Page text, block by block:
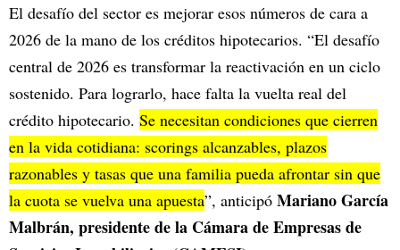
El desafío del sector es mejorar esos números de cara a
2026 de la mano de los créditos hipotecarios. “El desafío
central de 2026 es transformar la reactivación en un ciclo
sostenido. Para lograrlo, hace falta la vuelta real del
crédito hipotecario. Se necesitan condiciones que cierren
en la vida cotidiana: scorings alcanzables, plazos
razonables y tasas que una familia pueda afrontar sin que
la cuota se vuelva una apuesta”, anticipó Mariano García
Malbrán, presidente de la Cámara de Empresas de